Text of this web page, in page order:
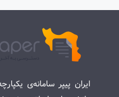
ایران پیپر سامانه‌ی